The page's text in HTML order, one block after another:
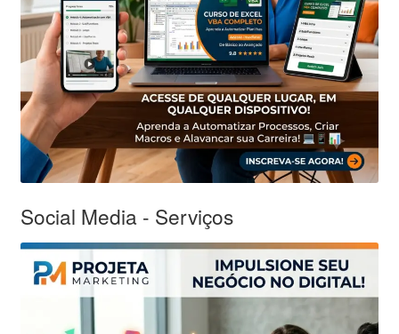
Social Media - Serviços